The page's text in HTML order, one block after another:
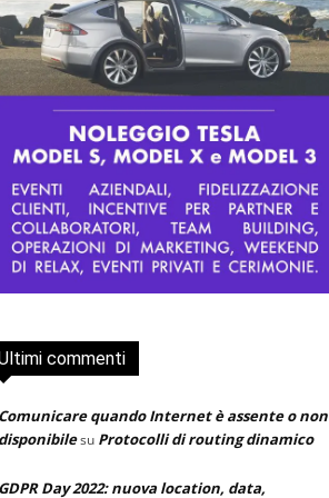
commenti
quando Internet è assente o non
su Protocolli di routing dinamico
Day 2022: nuova location, data,